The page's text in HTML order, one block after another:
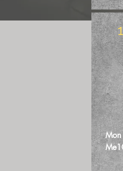
Mon